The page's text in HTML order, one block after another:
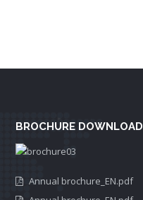
BROCHURE DOWNLOAD
Annual brochure_EN.pdf